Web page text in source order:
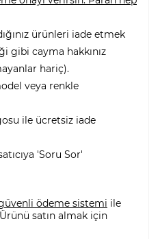
ürünleri iade etmek
gibi cayma hakkınız
hariç).
veya renkle
ile ücretsiz iade
'Soru Sor'
ödeme sistemi ile
satın almak için